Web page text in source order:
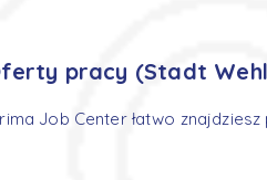
pracy (Stadt
Job Center łatwo